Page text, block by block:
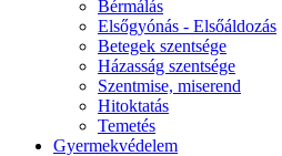
Bérmálás
Elsőgyónás - Elsőáldozás
Betegek szentsége
Házasság szentsége
Szentmise, miserend
Hitoktatás
Temetés
Gyermekvédelem